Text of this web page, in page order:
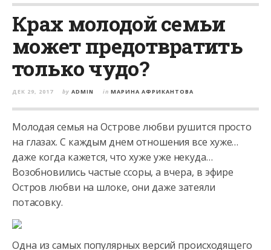
Крах молодой семьи
может предотвратить
только чудо?
ДЕК 29, 2017 by ADMIN in МАРИНА АФРИКАНТОВА
Молодая семья на Острове любви рушится просто
на глазах. С каждым днем отношения все хуже…
даже когда кажется, что хуже уже некуда…
Возобновились частые ссоры, а вчера, в эфире
Остров любви на шлоке, они даже затеяли
потасовку.
Одна из самых популярных версий происходящего